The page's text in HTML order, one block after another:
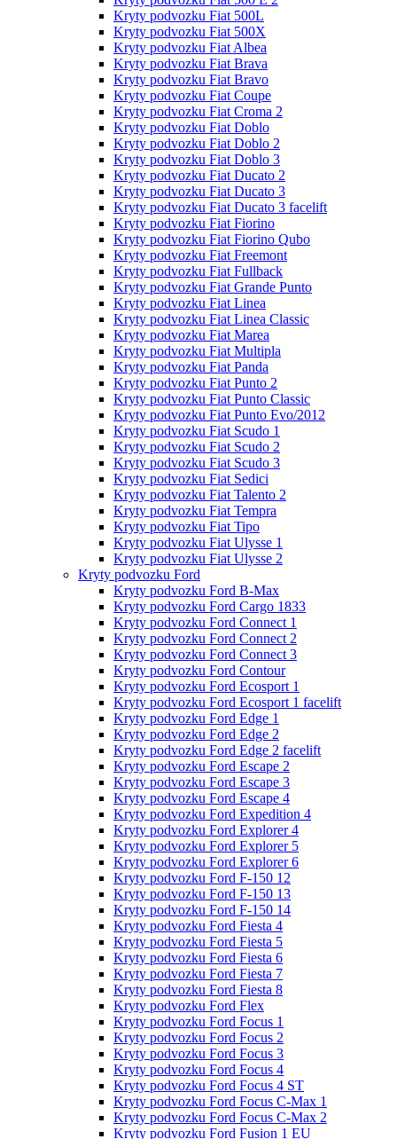
Kryty podvozku Fiat 500L
Kryty podvozku Fiat 500X
Kryty podvozku Fiat Albea
Kryty podvozku Fiat Brava
Kryty podvozku Fiat Bravo
Kryty podvozku Fiat Coupe
Kryty podvozku Fiat Croma 2
Kryty podvozku Fiat Doblo
Kryty podvozku Fiat Doblo 2
Kryty podvozku Fiat Doblo 3
Kryty podvozku Fiat Ducato 2
Kryty podvozku Fiat Ducato 3
Kryty podvozku Fiat Ducato 3 facelift
Kryty podvozku Fiat Fiorino
Kryty podvozku Fiat Fiorino Qubo
Kryty podvozku Fiat Freemont
Kryty podvozku Fiat Fullback
Kryty podvozku Fiat Grande Punto
Kryty podvozku Fiat Linea
Kryty podvozku Fiat Linea Classic
Kryty podvozku Fiat Marea
Kryty podvozku Fiat Multipla
Kryty podvozku Fiat Panda
Kryty podvozku Fiat Punto 2
Kryty podvozku Fiat Punto Classic
Kryty podvozku Fiat Punto Evo/2012
Kryty podvozku Fiat Scudo 1
Kryty podvozku Fiat Scudo 2
Kryty podvozku Fiat Scudo 3
Kryty podvozku Fiat Sedici
Kryty podvozku Fiat Talento 2
Kryty podvozku Fiat Tempra
Kryty podvozku Fiat Tipo
Kryty podvozku Fiat Ulysse 1
Kryty podvozku Fiat Ulysse 2
Kryty podvozku Ford
Kryty podvozku Ford B-Max
Kryty podvozku Ford Cargo 1833
Kryty podvozku Ford Connect 1
Kryty podvozku Ford Connect 2
Kryty podvozku Ford Connect 3
Kryty podvozku Ford Contour
Kryty podvozku Ford Ecosport 1
Kryty podvozku Ford Ecosport 1 facelift
Kryty podvozku Ford Edge 1
Kryty podvozku Ford Edge 2
Kryty podvozku Ford Edge 2 facelift
Kryty podvozku Ford Escape 2
Kryty podvozku Ford Escape 3
Kryty podvozku Ford Escape 4
Kryty podvozku Ford Expedition 4
Kryty podvozku Ford Explorer 4
Kryty podvozku Ford Explorer 5
Kryty podvozku Ford Explorer 6
Kryty podvozku Ford F-150 12
Kryty podvozku Ford F-150 13
Kryty podvozku Ford F-150 14
Kryty podvozku Ford Fiesta 4
Kryty podvozku Ford Fiesta 5
Kryty podvozku Ford Fiesta 6
Kryty podvozku Ford Fiesta 7
Kryty podvozku Ford Fiesta 8
Kryty podvozku Ford Flex
Kryty podvozku Ford Focus 1
Kryty podvozku Ford Focus 2
Kryty podvozku Ford Focus 3
Kryty podvozku Ford Focus 4
Kryty podvozku Ford Focus 4 ST
Kryty podvozku Ford Focus C-Max 1
Kryty podvozku Ford Focus C-Max 2
Kryty podvozku Ford Fusion 1 EU